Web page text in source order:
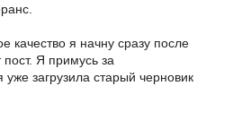
качество я начну сразу после
пост. Я примусь за
уже загрузила старый черновик